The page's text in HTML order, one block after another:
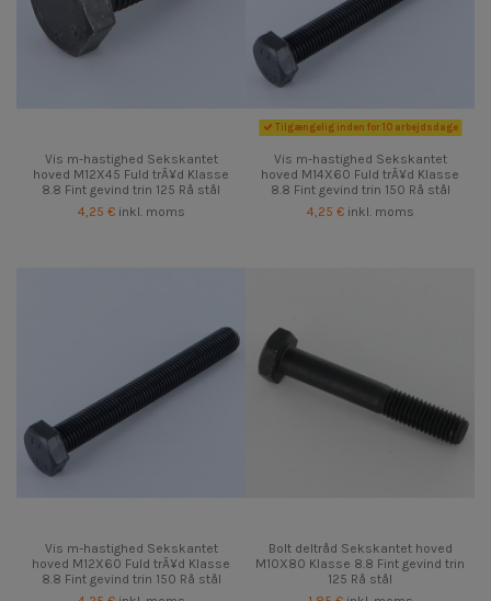
Vis m-hastighed Sekskantet
hoved M12X45 Fuld trÃ¥d Klasse
8.8 Fint gevind trin 125 Rå stål
4,25 € inkl. moms
Tilgængelig inden for 10 arbejdsdage
Vis m-hastighed Sekskantet
hoved M14X60 Fuld trÃ¥d Klasse
8.8 Fint gevind trin 150 Rå stål
4,25 € inkl. moms
Vis m-hastighed Sekskantet
hoved M12X60 Fuld trÃ¥d Klasse
8.8 Fint gevind trin 150 Rå stål
Bolt deltråd Sekskantet hoved
M10X80 Klasse 8.8 Fint gevind trin
125 Rå stål